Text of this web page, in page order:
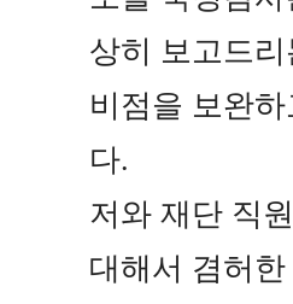
상히 보고드
비점을 보완
다.
저와 재단 직
대해서 겸허